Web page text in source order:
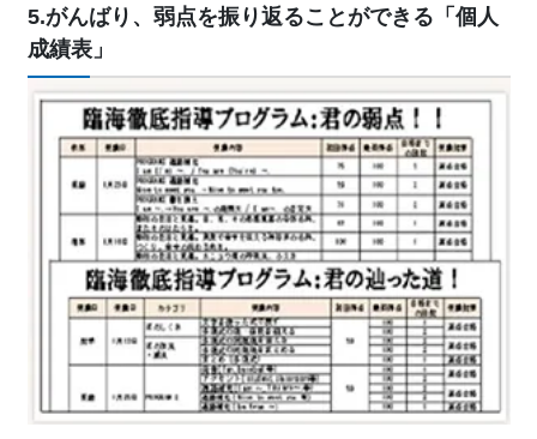
5.がんばり、弱点を振り返ることができる「個人
成績表」